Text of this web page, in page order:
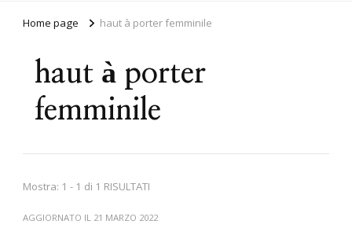
Home page haut à porter femminile
haut à porter
femminile
Mostra: 1 - 1 di 1 RISULTATI
AGGIORNATO IL 21 MARZO 2022